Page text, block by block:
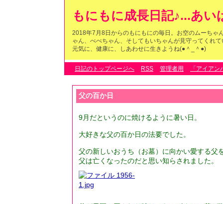
もにもに成長日記♪...あい
2018年7月8日からのもにもにの毎日。お空のムーちゃ
ゃん、べべちゃん、そしてもいちゃんが見守ってくれ
元気に、健康に、しあわせに生きようね(●＾_＾●)
日記のトップページへ RSS 管理者用 「アイア
父の百か日
9月だというのに焼けるように暑い日。
大好きな父の百か日の法要でした。
父の新しいおうち（お墓）に向かい愛する父
父は亡くなったのだと思い知らされました。